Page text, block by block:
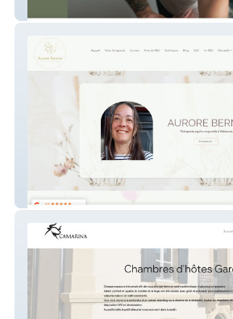
Aurore Bernier